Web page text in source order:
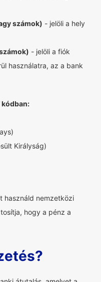
számok) - jelöli a hely
- jelöli a fiók
használatra, az a bank
kódban:
Királyság)
használd nemzetközi
hogy a pénz a